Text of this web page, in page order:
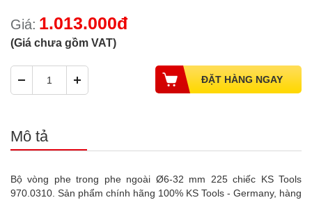
Giá: 1.013.000đ
(Giá chưa gồm VAT)
Mô tả
Bộ vòng phe trong phe ngoài Ø6-32 mm 225 chiếc KS Tools
970.0310. Sản phẩm chính hãng 100% KS Tools - Germany, hàng